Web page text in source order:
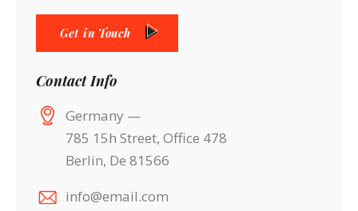
Contact Info
Germany —
785 15h Street, Office 478
Berlin, De 81566
info@email.com